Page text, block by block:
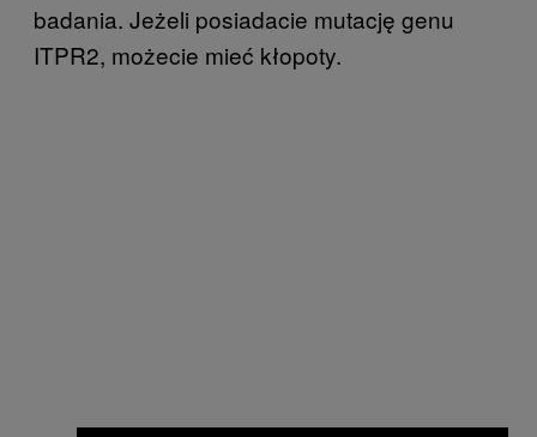
badania. Jeżeli posiadacie mutację genu
ITPR2, możecie mieć kłopoty.